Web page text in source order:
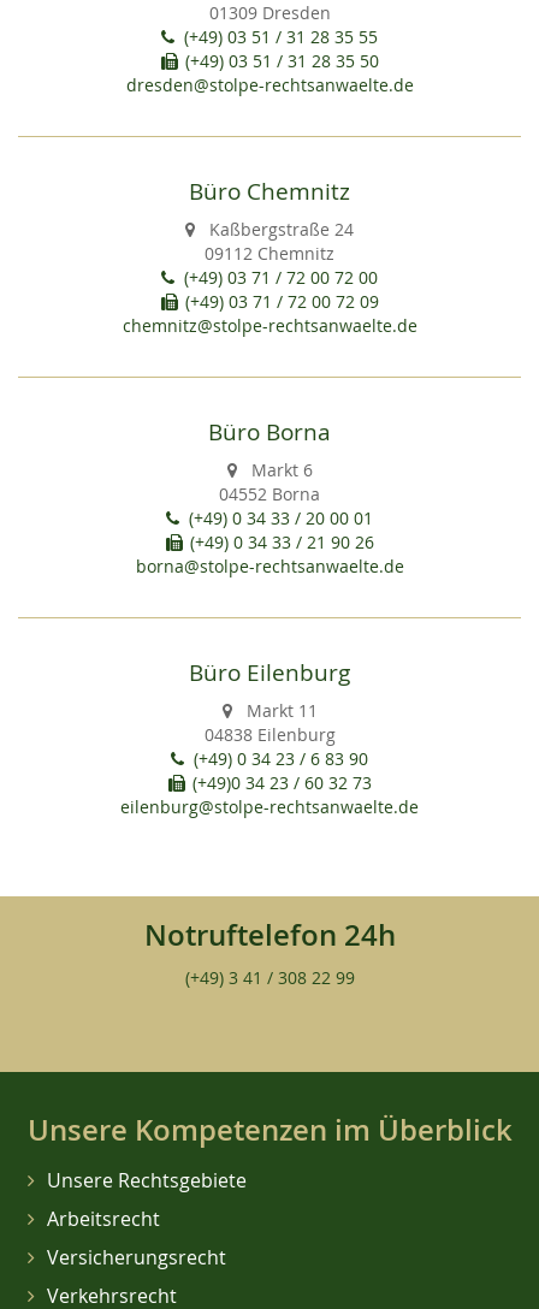
01309 Dresden
(+49) 03 51 / 31 28 35 55
(+49) 03 51 / 31 28 35 50
dresden@stolpe-rechtsanwaelte.de
Büro Chemnitz
Kaßbergstraße 24
09112 Chemnitz
(+49) 03 71 / 72 00 72 00
(+49) 03 71 / 72 00 72 09
chemnitz@stolpe-rechtsanwaelte.de
Büro Borna
Markt 6
04552 Borna
(+49) 0 34 33 / 20 00 01
(+49) 0 34 33 / 21 90 26
borna@stolpe-rechtsanwaelte.de
Büro Eilenburg
Markt 11
04838 Eilenburg
(+49) 0 34 23 / 6 83 90
(+49)0 34 23 / 60 32 73
eilenburg@stolpe-rechtsanwaelte.de
Notruftelefon 24h
(+49) 3 41 / 308 22 99
Unsere Kompetenzen im Überblick
Unsere Rechtsgebiete
Arbeitsrecht
Versicherungsrecht
Verkehrsrecht